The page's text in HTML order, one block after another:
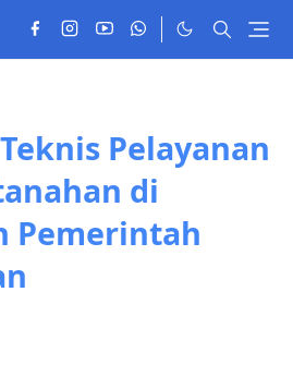
Pelayanan
di
Pemerintah